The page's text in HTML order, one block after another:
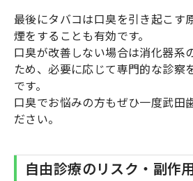
最後にタバコは口臭を引き起こす
煙をすることも有効です。
口臭が改善しない場合は消化器系
ため、必要に応じて専門的な診察
です。
口臭でお悩みの方もぜひ一度武田
ださい。
自由診療のリスク・副作